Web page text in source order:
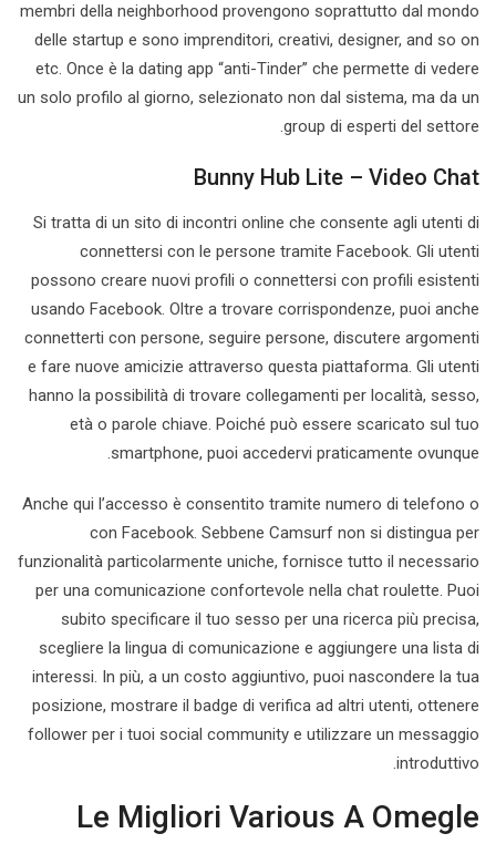
membri della neighborhood provengono soprattutto dal mondo
delle startup e sono imprenditori, creativi, designer, and so on
etc. Once è la dating app “anti-Tinder” che permette di vedere
un solo profilo al giorno, selezionato non dal sistema, ma da un
group di esperti del settore.
Bunny Hub Lite – Video Chat
Si tratta di un sito di incontri online che consente agli utenti di
connettersi con le persone tramite Facebook. Gli utenti
possono creare nuovi profili o connettersi con profili esistenti
usando Facebook. Oltre a trovare corrispondenze, puoi anche
connetterti con persone, seguire persone, discutere argomenti
e fare nuove amicizie attraverso questa piattaforma. Gli utenti
hanno la possibilità di trovare collegamenti per località, sesso,
età o parole chiave. Poiché può essere scaricato sul tuo
smartphone, puoi accedervi praticamente ovunque.
Anche qui l’accesso è consentito tramite numero di telefono o
con Facebook. Sebbene Camsurf non si distingua per
funzionalità particolarmente uniche, fornisce tutto il necessario
per una comunicazione confortevole nella chat roulette. Puoi
subito specificare il tuo sesso per una ricerca più precisa,
scegliere la lingua di comunicazione e aggiungere una lista di
interessi. In più, a un costo aggiuntivo, puoi nascondere la tua
posizione, mostrare il badge di verifica ad altri utenti, ottenere
follower per i tuoi social community e utilizzare un messaggio
introduttivo.
Le Migliori Various A Omegle